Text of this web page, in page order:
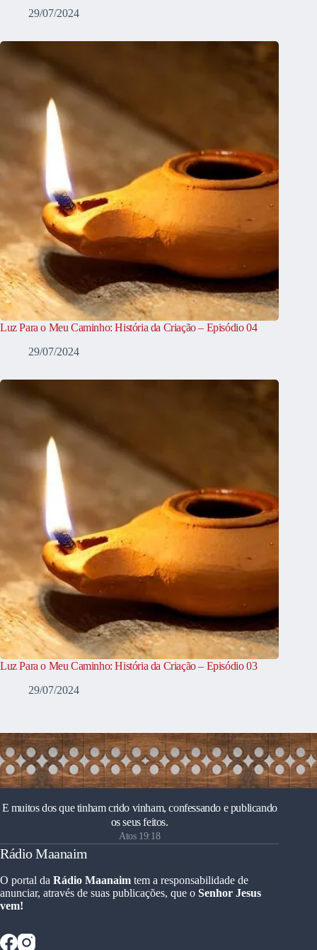
29/07/2024
Luz Para o Meu Caminho: História da Criação – Episódio 04
29/07/2024
Luz Para o Meu Caminho: História da Criação – Episódio 03
29/07/2024
E muitos dos que tinham crido vinham, confessando e publicando
os seus feitos.
Atos 19:18
Rádio Maanaim
O portal da Rádio Maanaim tem a responsabilidade de
anunciar, através de suas publicações, que o Senhor Jesus
vem!